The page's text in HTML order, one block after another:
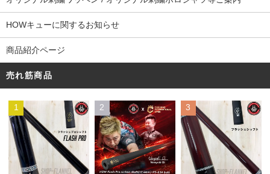
HOWキューに関するお知らせ
商品紹介ページ
売れ筋商品
1 2 3